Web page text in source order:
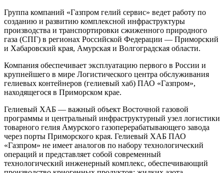
Группа компаний «Газпром гелий сервис» ведет работу по
созданию и развитию комплексной инфраструктуры
производства и транспортировки сжиженного природного
газа (СПГ) в регионах Российской Федерации — Приморский
и Хабаровский края, Амурская и Волгоградская области.
Компания обеспечивает эксплуатацию первого в России и
крупнейшего в мире Логистического центра обслуживания
гелиевых контейнеров (гелиевый хаб) ПАО «Газпром»,
находящегося в Приморском крае.
Гелиевый ХАБ — важный объект Восточной газовой
программы и центральный инфраструктурный узел логистики
товарного гелия Амурского газоперерабатывающего завода
через порты Приморского края. Гелиевый ХАБ ПАО
«Газпром» не имеет аналогов по набору технологический
операций и представляет собой современный
технологический инженерный комплекс, обеспечивающий